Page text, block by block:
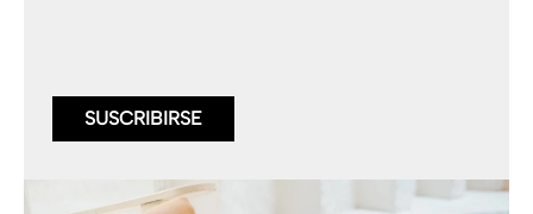
SUSCRIBIRSE